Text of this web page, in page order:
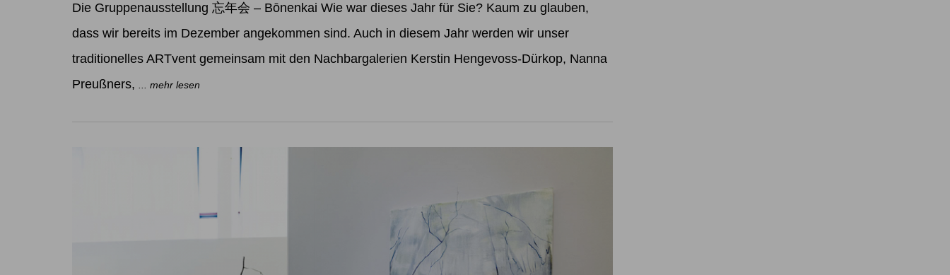
Die Gruppenausstellung 忘年会 – Bōnenkai Wie war dieses Jahr für Sie? Kaum zu glauben,
dass wir bereits im Dezember angekommen sind. Auch in diesem Jahr werden wir unser
traditionelles ARTvent gemeinsam mit den Nachbargalerien Kerstin Hengevoss-Dürkop, Nanna
Preußners, ... mehr lesen